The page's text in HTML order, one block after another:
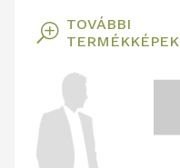
T TOVÁBBI
TERMÉKKÉPEK